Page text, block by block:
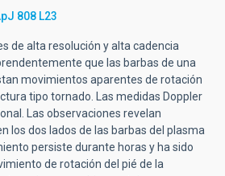
808 L23
de alta resolución y alta cadencia
que las barbas de una
movimientos aparentes de rotación
tipo tornado. Las medidas Doppler
Las observaciones revelan
los dos lados de las barbas del plasma
persiste durante horas y ha sido
de rotación del pié de la